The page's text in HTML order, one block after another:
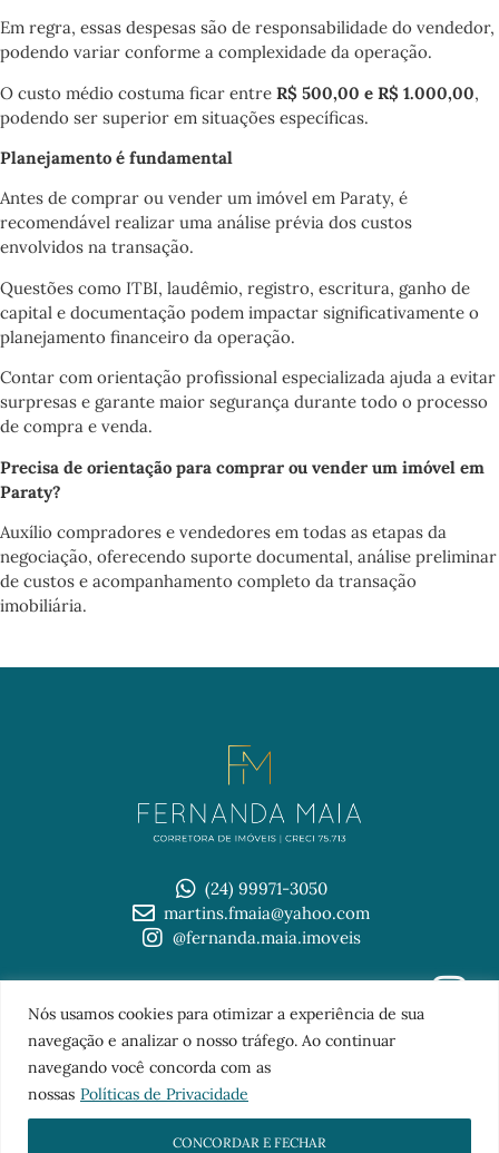
Nós usamos cookies para otimizar a experiência de sua
navegação e analizar o nosso tráfego. Ao continuar
navegando você concorda com as
nossas Políticas de Privacidade
CONCORDAR E FECHAR
Em regra, essas despesas são de responsabilidade do vendedor,
podendo variar conforme a complexidade da operação.
O custo médio costuma ficar entre R$ 500,00 e R$ 1.000,00,
podendo ser superior em situações específicas.
Planejamento é fundamental
Antes de comprar ou vender um imóvel em Paraty, é
recomendável realizar uma análise prévia dos custos
envolvidos na transação.
Questões como ITBI, laudêmio, registro, escritura, ganho de
capital e documentação podem impactar significativamente o
planejamento financeiro da operação.
Contar com orientação profissional especializada ajuda a evitar
surpresas e garante maior segurança durante todo o processo
de compra e venda.
Precisa de orientação para comprar ou vender um imóvel em
Paraty?
Auxílio compradores e vendedores em todas as etapas da
negociação, oferecendo suporte documental, análise preliminar
de custos e acompanhamento completo da transação
imobiliária.
(24) 99971-3050
martins.fmaia@yahoo.com
@fernanda.maia.imoveis
TOPO
Sites para imobiliáriascom aFB Digital